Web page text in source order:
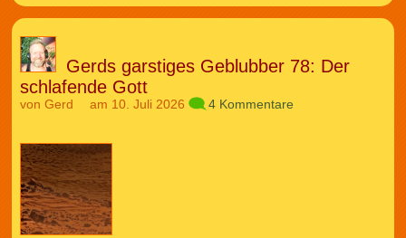
Gerds garstiges Geblubber 78: Der
schlafende Gott
von Gerd am 10. Juli 2026 4 Kommentare